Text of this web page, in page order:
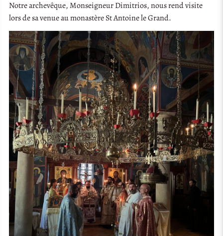
Notre archevêque, Monseigneur Dimitrios, nous rend visite
lors de sa venue au monastère St Antoine le Grand.